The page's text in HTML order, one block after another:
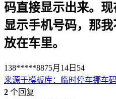
码直接显示出来。
显示手机号码，那
放在车里。
138*****8875月14日 54
来源于模板库：
临时停车挪车
2 个回复